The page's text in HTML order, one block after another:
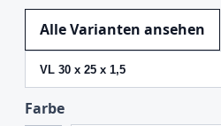
Alle Varianten ansehen
Farbe